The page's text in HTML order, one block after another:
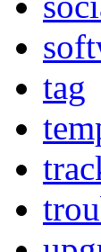
tag